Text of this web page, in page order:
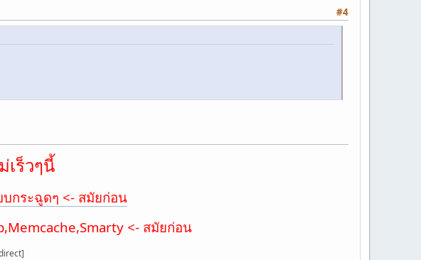
#4
เร็วๆนี้
บกระฉูดๆ <- สมัยก่อน
<- สมัยก่อน